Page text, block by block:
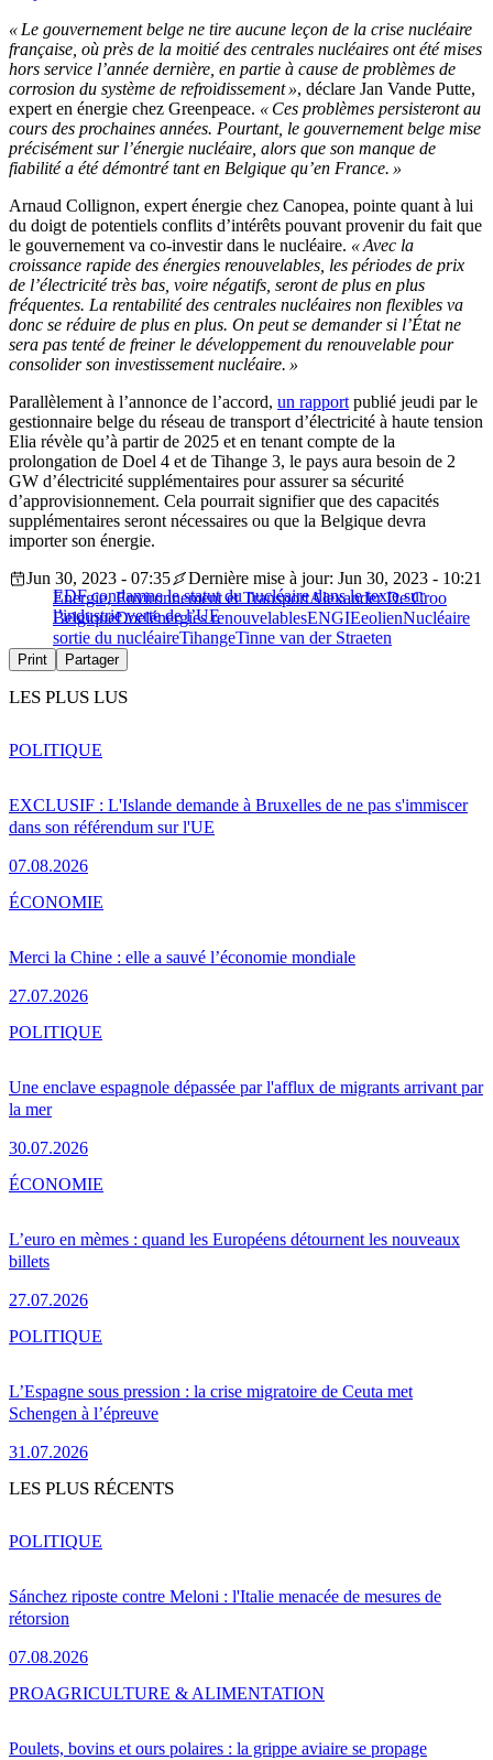
« Le gouvernement belge ne tire aucune leçon de la crise nucléaire
française, où près de la moitié des centrales nucléaires ont été mises
hors service l’année dernière, en partie à cause de problèmes de
corrosion du système de refroidissement », déclare Jan Vande Putte,
expert en énergie chez Greenpeace. « Ces problèmes persisteront au
cours des prochaines années. Pourtant, le gouvernement belge mise
précisément sur l’énergie nucléaire, alors que son manque de
fiabilité a été démontré tant en Belgique qu’en France. »
Arnaud Collignon, expert énergie chez Canopea, pointe quant à lui
du doigt de potentiels conflits d’intérêts pouvant provenir du fait que
le gouvernement va co-investir dans le nucléaire. « Avec la
croissance rapide des énergies renouvelables, les périodes de prix
de l’électricité très bas, voire négatifs, seront de plus en plus
fréquentes. La rentabilité des centrales nucléaires non flexibles va
donc se réduire de plus en plus. On peut se demander si l’État ne
sera pas tenté de freiner le développement du renouvelable pour
consolider son investissement nucléaire. »
Parallèlement à l’annonce de l’accord, un rapport publié jeudi par le
gestionnaire belge du réseau de transport d’électricité à haute tension
Elia révèle qu’à partir de 2025 et en tenant compte de la
prolongation de Doel 4 et de Tihange 3, le pays aura besoin de 2
GW d’électricité supplémentaires pour assurer sa sécurité
d’approvisionnement. Cela pourrait signifier que des capacités
supplémentaires seront nécessaires ou que la Belgique devra
importer son énergie.
EDF condamne le statut du nucléaire dans le texte sur
l’industrie verte de l’UE
Jun 30, 2023 - 07:35
Dernière mise à jour: Jun 30, 2023 - 10:21
Energie, Environnement et TransportAlexander De Croo
BelgiqueDoelénergies renouvelablesENGIEeolienNucléaire
sortie du nucléaireTihangeTinne van der Straeten
Print Partager
LES PLUS LUS
EXCLUSIF : L'Islande demande à Bruxelles de ne pas s'immiscer
dans son référendum sur l'UE
07.08.2026
POLITIQUE
Merci la Chine : elle a sauvé l’économie mondiale
27.07.2026
ÉCONOMIE
Une enclave espagnole dépassée par l'afflux de migrants arrivant par
la mer
30.07.2026
POLITIQUE
L’euro en mèmes : quand les Européens détournent les nouveaux
billets
27.07.2026
ÉCONOMIE
L’Espagne sous pression : la crise migratoire de Ceuta met
Schengen à l’épreuve
31.07.2026
POLITIQUE
LES PLUS RÉCENTS
Sánchez riposte contre Meloni : l'Italie menacée de mesures de
rétorsion
07.08.2026
POLITIQUE
Poulets, bovins et ours polaires : la grippe aviaire se propage
PROAGRICULTURE & ALIMENTATION